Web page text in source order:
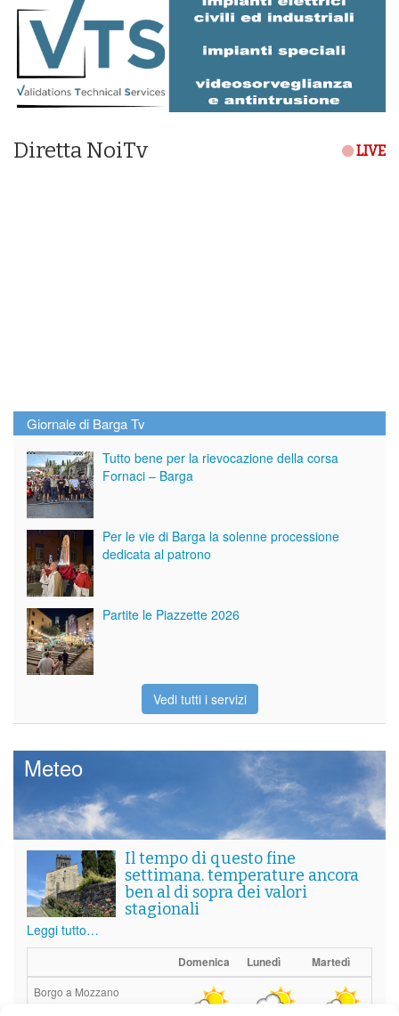
Diretta NoiTv LIVE
Giornale di Barga Tv
Tutto bene per la rievocazione della corsa
Fornaci – Barga
Per le vie di Barga la solenne processione
dedicata al patrono
Partite le Piazzette 2026
Vedi tutti i servizi
Meteo
Il tempo di questo fine
settimana. temperature ancora
ben al di sopra dei valori
stagionali
Leggi tutto…
Domenica Lunedì Martedì
Borgo a Mozzano